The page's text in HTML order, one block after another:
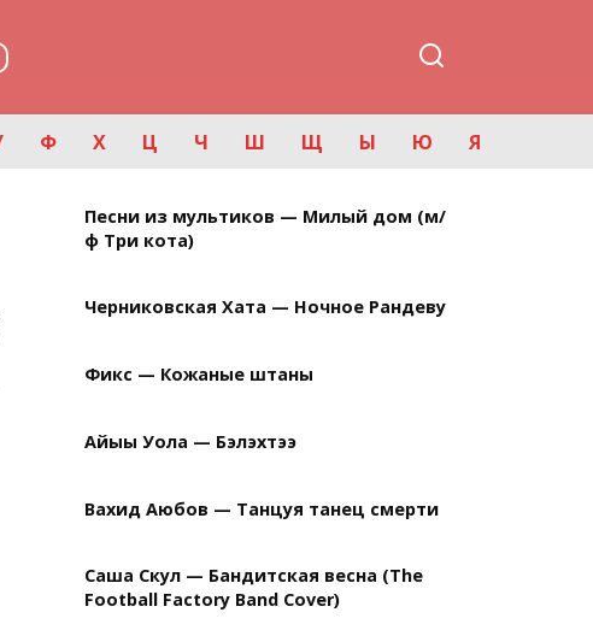
Ф Х Ц Ч Ш Щ Ы Ю Я
Песни из мультиков — Милый дом (м/
ф Три кота)
Черниковская Хата — Ночное Рандеву
Фикс — Кожаные штаны
Айыы Уола — Бэлэхтээ
Вахид Аюбов — Танцуя танец смерти
Саша Скул — Бандитская весна (The
Football Factory Band Cover)